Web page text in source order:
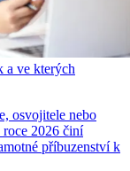
a ve kterých
osvojitele nebo
roce 2026 činí
příbuzenství k